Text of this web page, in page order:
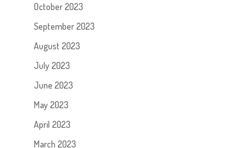
October 2023
September 2023
August 2023
July 2023
June 2023
May 2023
April 2023
March 2023